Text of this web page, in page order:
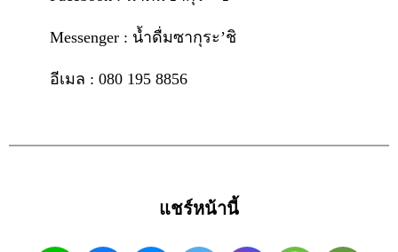
Messenger : น้ำดื่มซากุระ’ชิ
อีเมล : 080 195 8856
แชร์หน้านี้